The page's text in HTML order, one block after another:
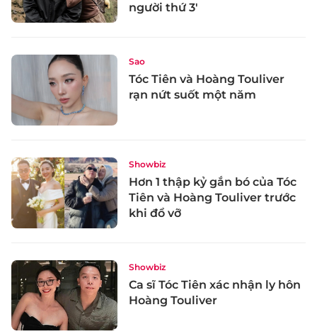
người thứ 3'
Sao
Tóc Tiên và Hoàng Touliver
rạn nứt suốt một năm
Showbiz
Hơn 1 thập kỷ gắn bó của Tóc
Tiên và Hoàng Touliver trước
khi đổ vỡ
Showbiz
Ca sĩ Tóc Tiên xác nhận ly hôn
Hoàng Touliver